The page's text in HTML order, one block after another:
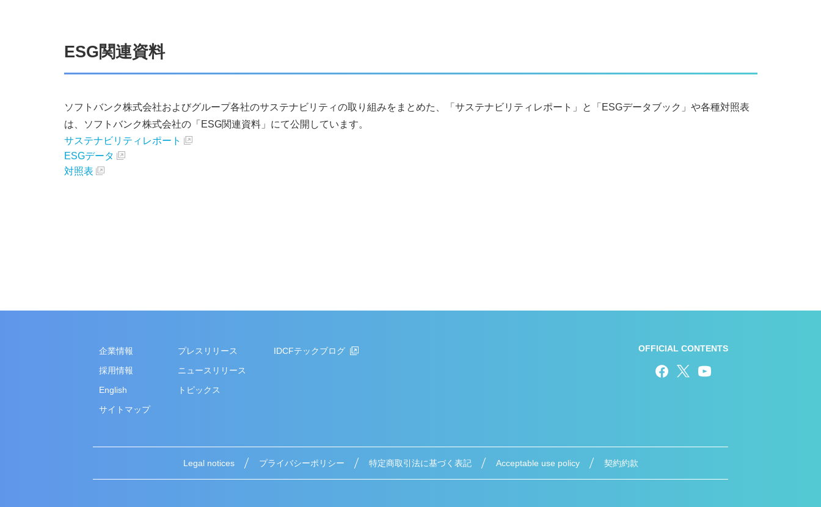
ESG関連資料
ソフトバンク株式会社およびグループ各社のサステナビリティの取り組みをまとめた、「サステナビリティレポート」と「ESGデータブック」や各種対照表
は、ソフトバンク株式会社の「ESG関連資料」にて公開しています。
サステナビリティレポート
ESGデータ
対照表
企業情報
採用情報
English
サイトマップ
プレスリリース
ニュースリリース
トピックス
IDCFテックブログ OFFICIAL CONTENTS
Legal notices プライバシーポリシー 特定商取引法に基づく表記 Acceptable use policy 契約約款